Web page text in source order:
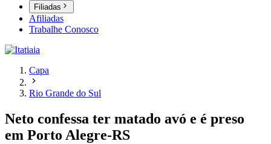
Filiadas
Afiliadas
Trabalhe Conosco
Capa
Rio Grande do Sul
Neto confessa ter matado avó e é preso
em Porto Alegre-RS